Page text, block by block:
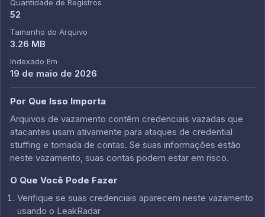
Quantidade de Registros
52
Tamanho do Arquivo
3.26 MB
Indexado Em
19 de maio de 2026
Por Que Isso Importa
Arquivos de vazamento contêm credenciais vazadas que
atacantes usam ativamente para ataques de credential
stuffing e tomada de contas. Se suas informações estão
neste vazamento, suas contas podem estar em risco.
O Que Você Pode Fazer
Verifique se suas credenciais aparecem neste vazamento
usando o LeakRadar